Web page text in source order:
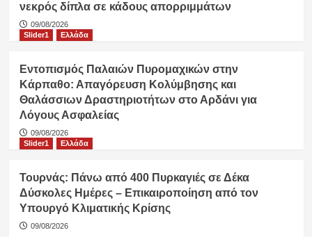
νεκρός δίπλα σε κάδους απορριμμάτων
09/08/2026
Slider1
Ελλάδα
Εντοπισμός Παλαιών Πυρομαχικών στην
Κάρπαθο: Απαγόρευση Κολύμβησης και
Θαλάσσιων Δραστηριοτήτων στο Αρδάνι για
Λόγους Ασφαλείας
09/08/2026
Slider1
Ελλάδα
Τουρνάς: Πάνω από 400 Πυρκαγιές σε Δέκα
Δύσκολες Ημέρες – Επικαιροποίηση από τον
Υπουργό Κλιματικής Κρίσης
09/08/2026